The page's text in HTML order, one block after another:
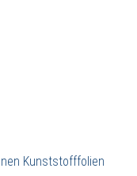
Kunststofffolien